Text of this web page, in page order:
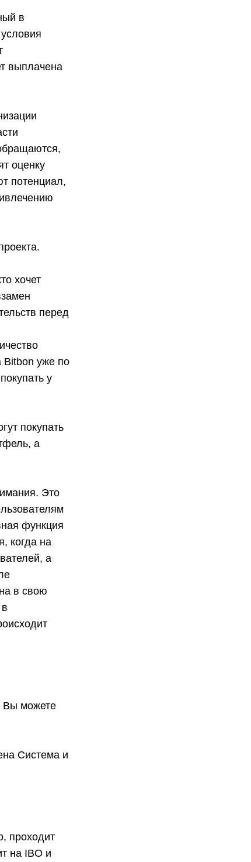
в
выплачена
оценку
потенциал,
хочет
перед
Bitbon уже по
у
покупать
а
Это
функция
когда на
а
в свою
Вы можете
Система и
проходит
на IBO и